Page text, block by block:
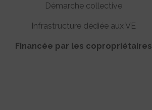
Démarche collective
Infrastructure dédiée aux VE
Financée par les copropriétaires